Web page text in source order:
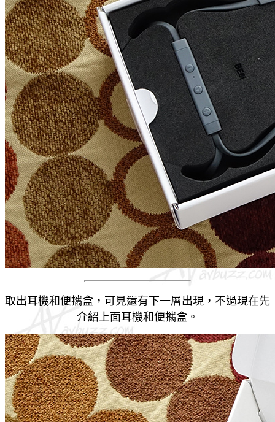
取出耳機和便攜盒，可見還有下一層出現，不過現在先
介紹上面耳機和便攜盒。